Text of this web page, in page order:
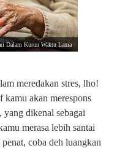
Dalam Kurun Waktu Lama
meredakan stres, lho!
kamu akan merespons
yang dikenal sebagai
merasa lebih santai
coba deh luangkan